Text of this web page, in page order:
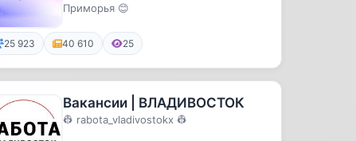
Приморья 😊
25 923 40 610 25
Вакансии | ВЛАДИВОСТОК
👷 rabota_vladivostokx 👷